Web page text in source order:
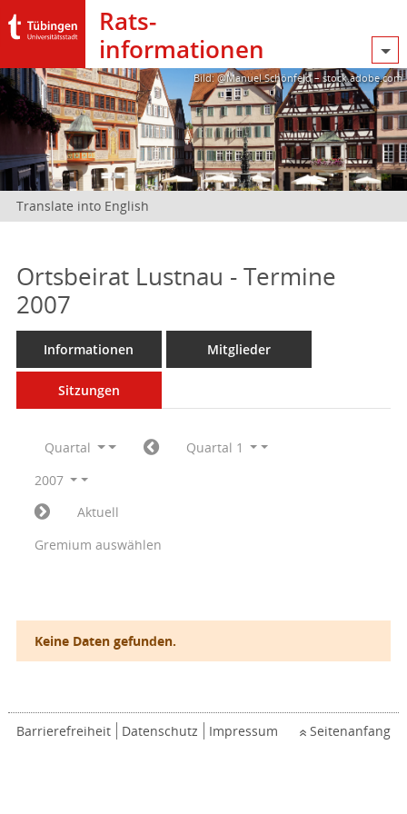
Rats­
informationen
Bild: @Manuel Schönfeld – stock.adobe.com
Translate into English
Ortsbeirat Lustnau - Termine
2007
Informationen Mitglieder
Sitzungen
Quartal
Quartal 1
2007
Aktuell
Gremium auswählen
Keine Daten gefunden.
Barrierefreiheit Datenschutz Impressum Seitenanfang